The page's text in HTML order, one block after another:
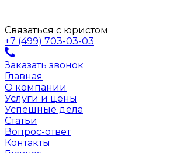
Связаться с юристом
+7 (499) 703-03-03
Заказать звонок
Главная
О компании
Услуги и цены
Успешные дела
Статьи
Вопрос-ответ
Контакты